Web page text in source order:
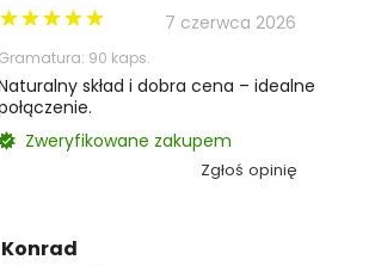
7 czerwca 2026
Gramatura: 90 kaps.
skład i dobra cena – idealne
Zweryfikowane zakupem
Zgłoś opinię
Konrad